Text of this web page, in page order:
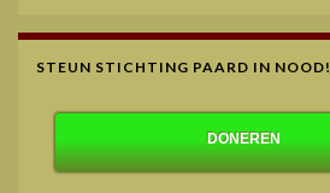
STEUN STICHTING PAARD IN NOOD!
DONEREN